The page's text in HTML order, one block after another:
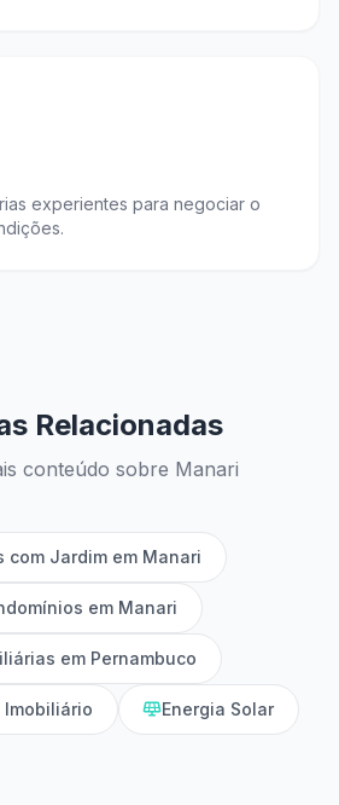
experientes para negociar o
Relacionadas
conteúdo sobre Manari
com Jardim em Manari
em Manari
em Pernambuco
Imobiliário Energia Solar